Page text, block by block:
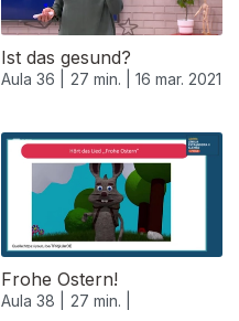
Ist das gesund?
Aula 36 | 27 min. | 16 mar. 2021
Frohe Ostern!
Aula 38 |
27 min. |